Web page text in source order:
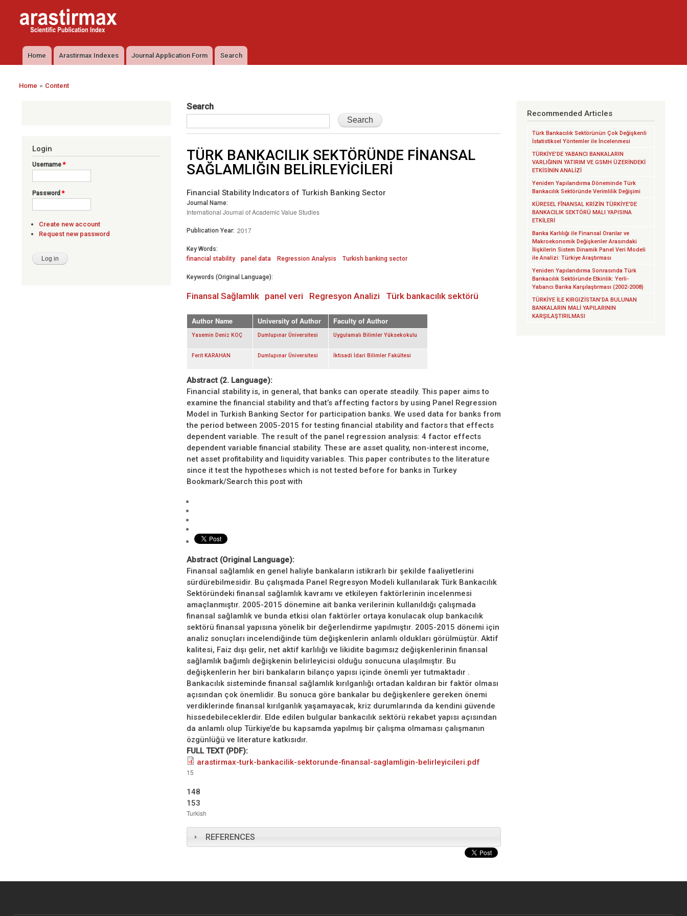
Arastirmax
- Scientific
Publication
Index
Arastirmax
Scientific
Index
Main menu
Home Arastirmax Indexes Journal Application Form Search
You are here
Home » Content
Search
TÜRK BANKACILIK SEKTÖRÜNDE FİNANSAL
SAĞLAMLIĞIN BELİRLEYİCİLERİ
Financial Stability Indıcators of Turkish Banking Sector
Journal Name:
International Journal of Academic Value Studies
Publication Year: 2017
Key Words:
financial stability
panel data Regression Analysis Turkish banking sector
Keywords (Original Language):
Finansal Sağlamlık panel veri Regresyon Analizi Türk bankacılık sektörü
Author Name University of Author Faculty of Author
Yasemin Deniz KOÇ Dumlupınar Üniversitesi Uygulamalı Bilimler Yüksekokulu
Ferit KARAHAN Dumlupınar Üniversitesi İktisadi İdari Bilimler Fakültesi
Abstract (2. Language):
Financial stability is, in general, that banks can operate steadily. This paper aims to
examine the financial stability and that’s affecting factors by using Panel Regression
Model in Turkish Banking Sector for participation banks. We used data for banks from
the period between 2005-2015 for testing financial stability and factors that effects
dependent variable. The result of the panel regression analysis: 4 factor effects
dependent variable financial stability. These are asset quality, non-interest income,
net asset profitability and liquidity variables. This paper contributes to the literature
since it test the hypotheses which is not tested before for banks in Turkey
Bookmark/Search this post with
Abstract (Original Language):
Finansal sağlamlık en genel haliyle bankaların istikrarlı bir şekilde faaliyetlerini
sürdürebilmesidir. Bu çalışmada Panel Regresyon Modeli kullanılarak Türk Bankacılık
Sektöründeki finansal sağlamlık kavramı ve etkileyen faktörlerinin incelenmesi
amaçlanmıştır. 2005-2015 dönemine ait banka verilerinin kullanıldığı çalışmada
finansal sağlamlık ve bunda etkisi olan faktörler ortaya konulacak olup bankacılık
sektörü finansal yapısına yönelik bir değerlendirme yapılmıştır. 2005-2015 dönemi için
analiz sonuçları incelendiğinde tüm değişkenlerin anlamlı oldukları görülmüştür. Aktif
kalitesi, Faiz dışı gelir, net aktif karlılığı ve likidite bagımsız değişkenlerinin finansal
sağlamlık bağımlı değişkenin belirleyicisi olduğu sonucuna ulaşılmıştır. Bu
değişkenlerin her biri bankaların bilanço yapısı içinde önemli yer tutmaktadır .
Bankacılık sisteminde finansal sağlamlık kırılganlığı ortadan kaldıran bir faktör olması
açısından çok önemlidir. Bu sonuca göre bankalar bu değişkenlere gereken önemi
verdiklerinde finansal kırılganlık yaşamayacak, kriz durumlarında da kendini güvende
hissedebileceklerdir. Elde edilen bulgular bankacılık sektörü rekabet yapısı açısından
da anlamlı olup Türkiye’de bu kapsamda yapılmış bir çalışma olmaması çalışmanın
özgünlüğü ve literature katkısıdır.
FULL TEXT (PDF):
arastirmax-turk-bankacilik-sektorunde-finansal-saglamligin-belirleyicileri.pdf
15
148
153
Turkish
REFERENCES
Login
Username*
Password*
Create new account
Request new password
Recommended Articles
Türk Bankacılık Sektörünün Çok Değişkenli
İstatistiksel Yöntemler ile İncelenmesi
TÜRKİYE’DE YABANCI BANKALARIN
VARLIĞININ YATIRIM VE GSMH ÜZERİNDEKİ
ETKİSİNİN ANALİZİ
Yeniden Yapılandırma Döneminde Türk
Bankacılık Sektöründe Verimlilik Değişimi
KÜRESEL FÎNANSAL KRİZİN TÜRKİYE'DE
BANKACILIK SEKTÖRÜ MALI YAPISINA
ETKİLERİ
Banka Karlılığı ile Finansal Oranlar ve
Makroekonomik Değişkenler Arasındaki
İlişkilerin Sistem Dinamik Panel Veri Modeli
ile Analizi: Türkiye Araştırması
Yeniden Yapılandırma Sonrasında Türk
Bankacılık Sektöründe Etkinlik: Yerli-
Yabancı Banka Karşılaştırması (2002-2008)
TÜRKİYE İLE KIRGIZİSTAN’DA BULUNAN
BANKALARIN MALİ YAPILARININ
KARŞILAŞTIRILMASI